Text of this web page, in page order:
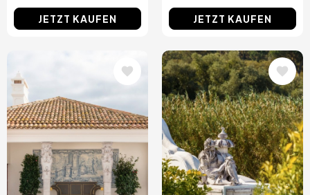
JETZT KAUFEN JETZT KAUFEN
Bild Bild